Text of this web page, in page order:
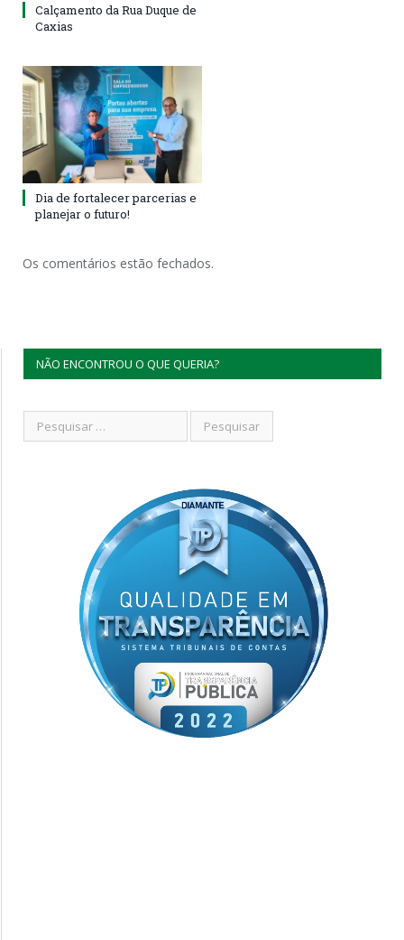
Calçamento da Rua Duque de
Caxias
Dia de fortalecer parcerias e
planejar o futuro!
Os comentários estão fechados.
NÃO ENCONTROU O QUE QUERIA?